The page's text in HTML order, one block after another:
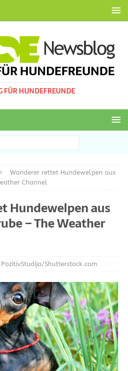
HUNDEFREUNDE
FÜR HUNDEFREUNDE
Wanderer rettet Hundewelpen aus
Channel
Hundewelpen aus
– The Weather
Shutterstock.com